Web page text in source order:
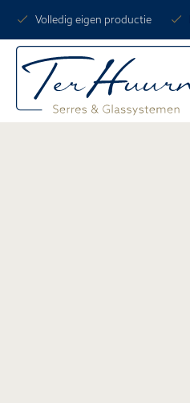
Volledig eigen productie